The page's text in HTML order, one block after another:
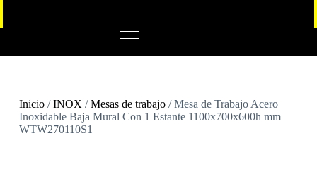
Inicio/INOX /Mesas de trabajo/ Mesa de Trabajo Acero
Inoxidable Baja Mural Con 1 Estante 1100x700x600h mm
WTW270110S1